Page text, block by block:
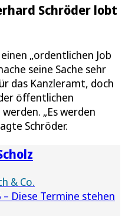
Schröder lobt
„ordentlichen Job
seine Sache sehr
das Kanzleramt, doch
öffentlichen
„Es werden
Schröder.
& Co.
Diese Termine stehen